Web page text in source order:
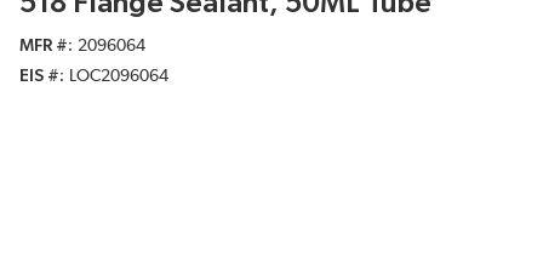
MFR #
2096064
EIS #
LOC2096064